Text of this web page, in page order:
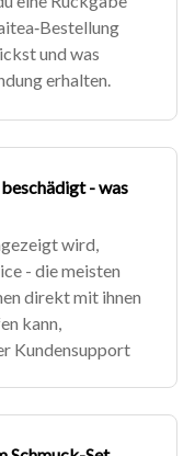
und was
erhalten.
- was
wird,
- die meisten
direkt mit ihnen
kann,
Kundensupport